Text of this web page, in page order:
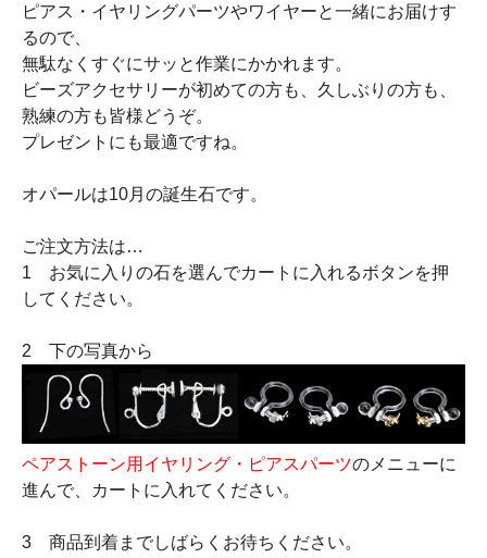
ピアス・イヤリングパーツやワイヤーと一緒にお届けす
るので、
無駄なくすぐにサッと作業にかかれます。
ビーズアクセサリーが初めての方も、久しぶりの方も、
熟練の方も皆様どうぞ。
プレゼントにも最適ですね。
オパールは10月の誕生石です。
ご注文方法は…
1 お気に入りの石を選んでカートに入れるボタンを押
してください。
2 下の写真から
ペアストーン用イヤリング・ピアスパーツのメニューに
進んで、カートに入れてください。
3 商品到着までしばらくお待ちください。